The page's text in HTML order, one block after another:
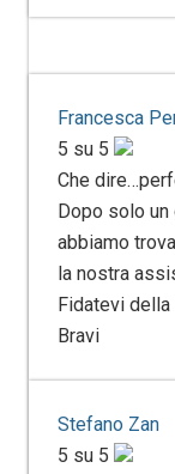
Francesca
5 su 5
Che
Dopo solo
abbiamo
la nostra
Fidatevi
Bravi
Stefano Zan
5 su 5